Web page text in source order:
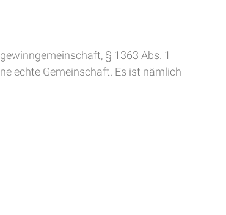
§ 1363 Abs. 1
echte Gemeinschaft. Es ist nämlich